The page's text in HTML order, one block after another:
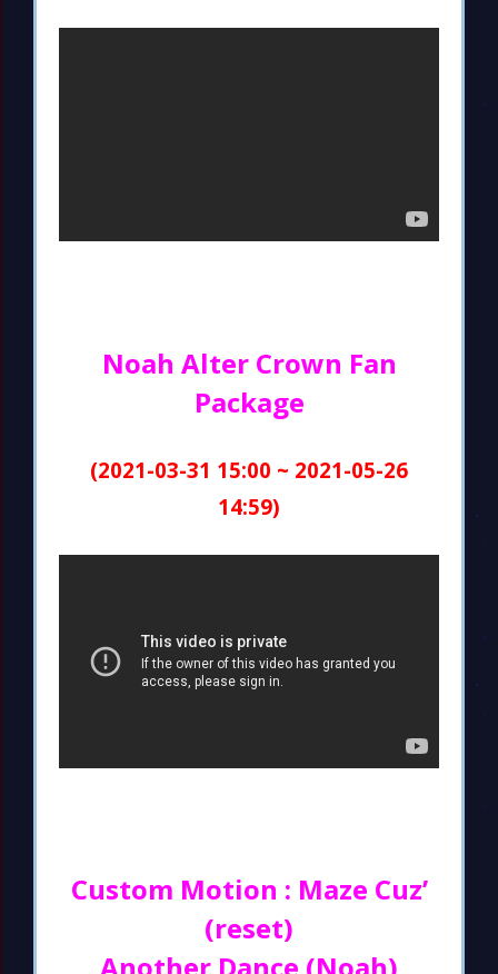
Noah Alter Crown Fan
Package
(2021-03-31 15:00 ~ 2021-05-26
14:59)
Custom Motion : Maze Cuz’
(reset)